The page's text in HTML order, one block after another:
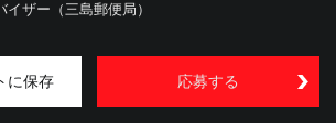
イザー（三島郵便局）
イザー
イザー（前橋中央郵便局）
に保存 応募する